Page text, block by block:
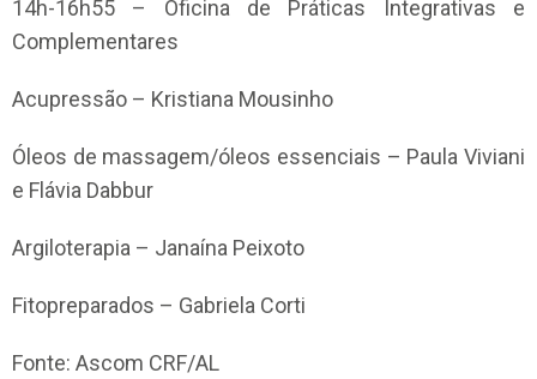
14h-16h55 – Oficina de Práticas Integrativas e
Complementares
Acupressão – Kristiana Mousinho
Óleos de massagem/óleos essenciais – Paula Viviani
e Flávia Dabbur
Argiloterapia – Janaína Peixoto
Fitopreparados – Gabriela Corti
Fonte: Ascom CRF/AL